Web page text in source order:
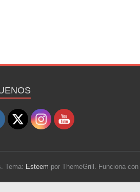
Tema: Esteem por ThemeGrill. Funciona con